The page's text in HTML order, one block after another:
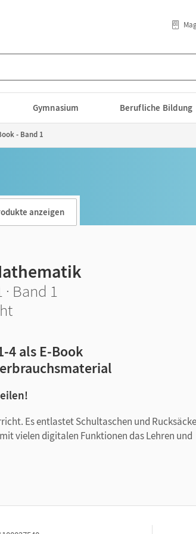
Gymnasium Berufliche Bildung
- Band 1
anzeigen
Band 1
4 als E-Book
Es entlastet Schultaschen und Rucksäcke
vielen digitalen Funktionen das Lehren und